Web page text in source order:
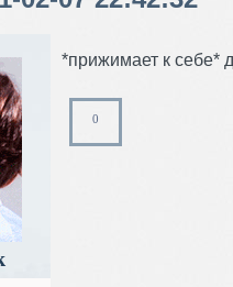
*прижимает к себе*
0